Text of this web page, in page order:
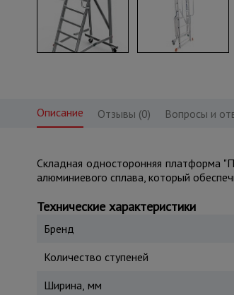
Описание Отзывы (0) Вопросы и
Складная односторонняя платформа
алюминиевого сплава, который
Технические характеристики
Бренд
Количество ступеней
Ширина, мм